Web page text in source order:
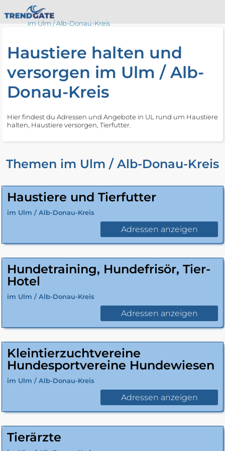
im Ulm / Alb-Donau-Kreis
Haustiere halten und
versorgen im Ulm / Alb-
Donau-Kreis
Hier findest du Adressen und Angebote in UL rund um Haustiere
halten, Haustiere versorgen, Tierfutter.
Themen im Ulm / Alb-Donau-Kreis
Haustiere und Tierfutter
im Ulm / Alb-Donau-Kreis
Adressen anzeigen
Hundetraining, Hundefrisör, Tier-
Hotel
im Ulm / Alb-Donau-Kreis
Adressen anzeigen
Kleintierzuchtvereine
Hundesportvereine Hundewiesen
im Ulm / Alb-Donau-Kreis
Adressen anzeigen
Tierärzte